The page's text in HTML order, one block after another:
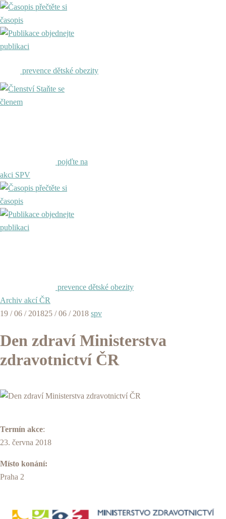
přečtěte si
časopis
objednejte
publikaci
prevence dětské obezity
Staňte se
členem
pojďte na
akci SPV
přečtěte si
časopis
objednejte
publikaci
prevence dětské obezity
Archiv akcí ČR
19 / 06 / 201825 / 06 / 2018 spv
Den zdraví Ministerstva
zdravotnictví ČR
Termín akce:
23. června 2018
Místo konání:
Praha 2